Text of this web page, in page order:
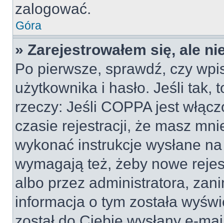
zalogować.
Góra
» Zarejestrowałem się, ale
Po pierwsze, sprawdź, czy
użytkownika i hasło. Jeśli tak,
rzeczy: Jeśli COPPA jest
czasie rejestracji, że masz
wykonać instrukcje wysłane
wymagają też, żeby nowe
albo przez administratora,
informacja o tym została